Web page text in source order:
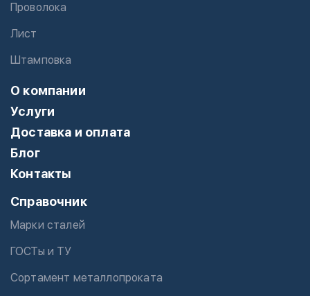
Проволока
Лист
Штамповка
О компании
Услуги
Доставка и оплата
Блог
Контакты
Справочник
Марки сталей
ГОСТы и ТУ
Сортамент металлопроката